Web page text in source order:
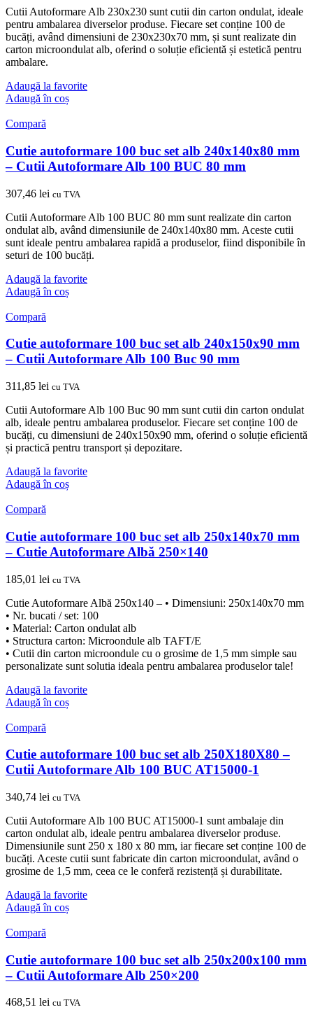
Cutii Autoformare Alb 230x230 sunt cutii din carton ondulat, ideale
pentru ambalarea diverselor produse. Fiecare set conține 100 de
bucăți, având dimensiuni de 230x230x70 mm, și sunt realizate din
carton microondulat alb, oferind o soluție eficientă și estetică pentru
ambalare.
Adaugă la favorite
Adaugă în coș
Compară
Cutie autoformare 100 buc set alb 240x140x80 mm
– Cutii Autoformare Alb 100 BUC 80 mm
307,46 lei cu TVA
Cutii Autoformare Alb 100 BUC 80 mm sunt realizate din carton
ondulat alb, având dimensiunile de 240x140x80 mm. Aceste cutii
sunt ideale pentru ambalarea rapidă a produselor, fiind disponibile în
seturi de 100 bucăți.
Adaugă la favorite
Adaugă în coș
Compară
Cutie autoformare 100 buc set alb 240x150x90 mm
– Cutii Autoformare Alb 100 Buc 90 mm
311,85 lei cu TVA
Cutii Autoformare Alb 100 Buc 90 mm sunt cutii din carton ondulat
alb, ideale pentru ambalarea produselor. Fiecare set conține 100 de
bucăți, cu dimensiuni de 240x150x90 mm, oferind o soluție eficientă
și practică pentru transport și depozitare.
Adaugă la favorite
Adaugă în coș
Compară
Cutie autoformare 100 buc set alb 250x140x70 mm
– Cutie Autoformare Albă 250×140
185,01 lei cu TVA
Cutie Autoformare Albă 250x140 – • Dimensiuni: 250x140x70 mm
• Nr. bucati / set: 100
• Material: Carton ondulat alb
• Structura carton: Microondule alb TAFT/E
• Cutii din carton microondule cu o grosime de 1,5 mm simple sau
personalizate sunt solutia ideala pentru ambalarea produselor tale!
Adaugă la favorite
Adaugă în coș
Compară
Cutie autoformare 100 buc set alb 250X180X80 –
Cutii Autoformare Alb 100 BUC AT15000-1
340,74 lei cu TVA
Cutii Autoformare Alb 100 BUC AT15000-1 sunt ambalaje din
carton ondulat alb, ideale pentru ambalarea diverselor produse.
Dimensiunile sunt 250 x 180 x 80 mm, iar fiecare set conține 100 de
bucăți. Aceste cutii sunt fabricate din carton microondulat, având o
grosime de 1,5 mm, ceea ce le conferă rezistență și durabilitate.
Adaugă la favorite
Adaugă în coș
Compară
Cutie autoformare 100 buc set alb 250x200x100 mm
– Cutii Autoformare Alb 250×200
468,51 lei cu TVA